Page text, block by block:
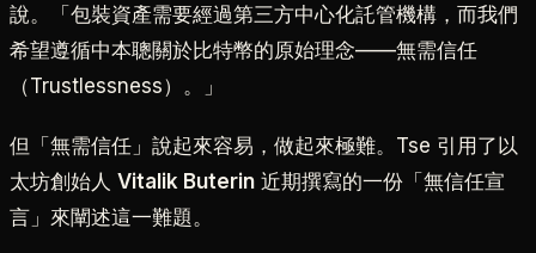
說。「包裝資產需要經過第三方中心化託管機構，而我們
希望遵循中本聰關於比特幣的原始理念——無需信任
（Trustlessness）。」
但「無需信任」說起來容易，做起來極難。Tse 引用了以
太坊創始人 Vitalik Buterin 近期撰寫的一份「無信任宣
言」來闡述這一難題。